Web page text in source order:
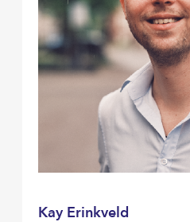
Kay Erinkveld